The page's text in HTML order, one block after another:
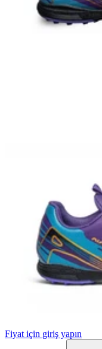
Fiyat için giriş yapın